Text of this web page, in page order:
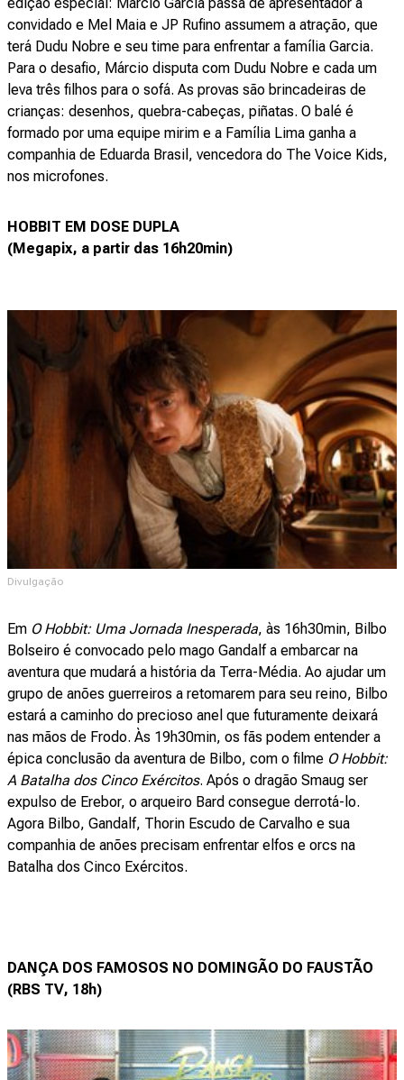
convidado e Mel Maia e JP Rufino assumem a atração, que
terá Dudu Nobre e seu time para enfrentar a família Garcia.
Para o desafio, Márcio disputa com Dudu Nobre e cada um
leva três filhos para o sofá. As provas são brincadeiras de
crianças: desenhos, quebra-cabeças, piñatas. O balé é
formado por uma equipe mirim e a Família Lima ganha a
companhia de Eduarda Brasil, vencedora do The Voice Kids,
nos microfones.
HOBBIT EM DOSE DUPLA
(Megapix, a partir das 16h20min)
Divulgação
Em O Hobbit: Uma Jornada Inesperada, às 16h30min, Bilbo
Bolseiro é convocado pelo mago Gandalf a embarcar na
aventura que mudará a história da Terra-Média. Ao ajudar um
grupo de anões guerreiros a retomarem para seu reino, Bilbo
estará a caminho do precioso anel que futuramente deixará
nas mãos de Frodo. Às 19h30min, os fãs podem entender a
épica conclusão da aventura de Bilbo, com o filme O Hobbit:
A Batalha dos Cinco Exércitos. Após o dragão Smaug ser
expulso de Erebor, o arqueiro Bard consegue derrotá-lo.
Agora Bilbo, Gandalf, Thorin Escudo de Carvalho e sua
companhia de anões precisam enfrentar elfos e orcs na
Batalha dos Cinco Exércitos.
DANÇA DOS FAMOSOS NO DOMINGÃO DO FAUSTÃO
(RBS TV, 18h)